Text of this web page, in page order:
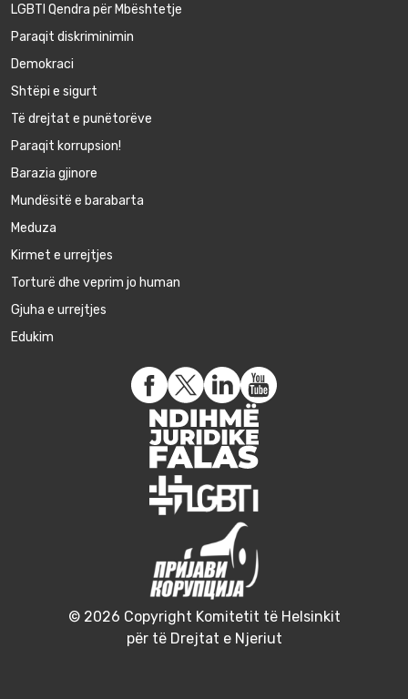
LGBTI Qendra për Mbështetje
Paraqit diskriminimin
Demokraci
Shtëpi e sigurt
Të drejtat e punëtorëve
Paraqit korrupsion!
Barazia gjinore
Mundësitë e barabarta
Meduza
Kirmet e urrejtjes
Torturë dhe veprim jo human
Gjuha e urrejtjes
Edukim
© 2026 Copyright Komitetit të Helsinkit
për të Drejtat e Njeriut